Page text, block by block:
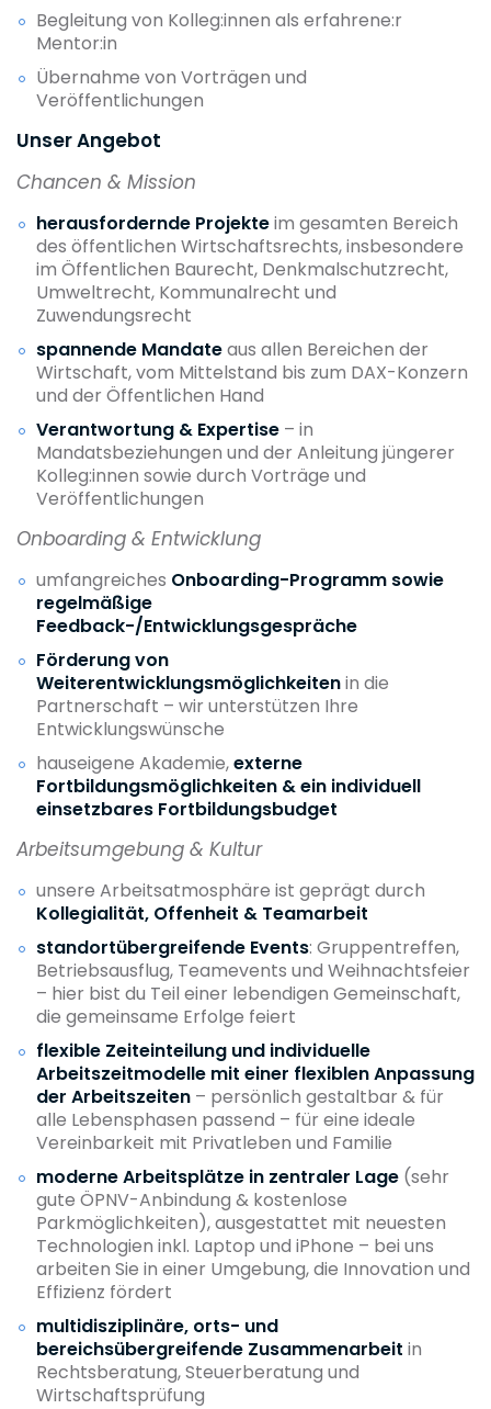
Begleitung von Kolleg:innen als erfahrene:r
Mentor:in
Übernahme von Vorträgen und
Veröffentlichungen
Unser Angebot
Chancen & Mission
herausfordernde Projekteim gesamten Bereich
des öffentlichen Wirtschaftsrechts, insbesondere
im Öffentlichen Baurecht, Denkmalschutzrecht,
Umweltrecht, Kommunalrecht und
Zuwendungsrecht
spannende Mandateaus allen Bereichen der
Wirtschaft, vom Mittelstand bis zum DAX-Konzern
und der Öffentlichen Hand
Verantwortung & Expertise – in
Mandatsbeziehungen und der Anleitung jüngerer
Kolleg:innen sowie durch Vorträge und
Veröffentlichungen
Onboarding & Entwicklung
umfangreiches Onboarding-Programm sowie
regelmäßige
Feedback-/Entwicklungsgespräche
Förderung von
Weiterentwicklungsmöglichkeitenin die
Partnerschaft – wir unterstützen Ihre
Entwicklungswünsche
hauseigene Akademie,externe
Fortbildungsmöglichkeiten & ein individuell
einsetzbares Fortbildungsbudget
Arbeitsumgebung & Kultur
unsere Arbeitsatmosphäre ist geprägt durch
Kollegialität, Offenheit & Teamarbeit
standortübergreifende Events: Gruppentreffen,
Betriebsausflug, Teamevents und Weihnachtsfeier
– hier bist du Teil einer lebendigen Gemeinschaft,
die gemeinsame Erfolge feiert
flexible Zeiteinteilung und individuelle
Arbeitszeitmodelle mit einer flexiblen Anpassung
der Arbeitszeiten – persönlich gestaltbar & für
alle Lebensphasen passend – für eine ideale
Vereinbarkeit mit Privatleben und Familie
moderne Arbeitsplätze in zentraler Lage (sehr
gute ÖPNV-Anbindung & kostenlose
Parkmöglichkeiten), ausgestattet mit neuesten
Technologien inkl. Laptop und iPhone – bei uns
arbeiten Sie in einer Umgebung, die Innovation und
Effizienz fördert
multidisziplinäre, orts- und
bereichsübergreifende Zusammenarbeit in
Rechtsberatung, Steuerberatung und
Wirtschaftsprüfung